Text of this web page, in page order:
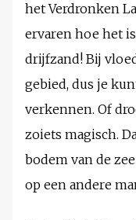
het Verdronken
ervaren hoe het
drijfzand! Bij
gebied, dus je
verkennen. Of
zoiets magisch.
bodem van de
op een andere